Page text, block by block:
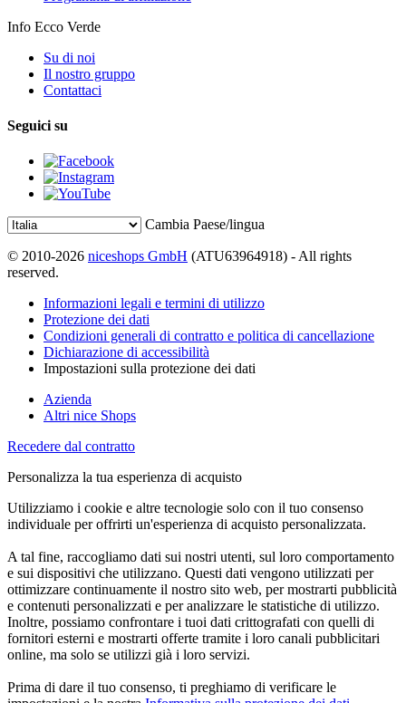
Info Ecco Verde
Su di noi
Il nostro gruppo
Contattaci
Seguici su
Cambia Paese/lingua
© 2010-2026 niceshops GmbH (ATU63964918) - All rights
reserved.
Informazioni legali e termini di utilizzo
Protezione dei dati
Condizioni generali di contratto e politica di cancellazione
Dichiarazione di accessibilità
Impostazioni sulla protezione dei dati
Azienda
Altri nice Shops
Recedere dal contratto
Personalizza la tua esperienza di acquisto
Utilizziamo i cookie e altre tecnologie solo con il tuo consenso
individuale per offrirti un'esperienza di acquisto personalizzata.
A tal fine, raccogliamo dati sui nostri utenti, sul loro comportamento
e sui dispositivi che utilizzano. Questi dati vengono utilizzati per
ottimizzare continuamente il nostro sito web, per mostrarti pubblicità
e contenuti personalizzati e per analizzare le statistiche di utilizzo.
Inoltre, possiamo confrontare i tuoi dati crittografati con quelli di
fornitori esterni e mostrarti offerte tramite i loro canali pubblicitari
online, ma solo se utilizzi già i loro servizi.
Prima di dare il tuo consenso, ti preghiamo di verificare le